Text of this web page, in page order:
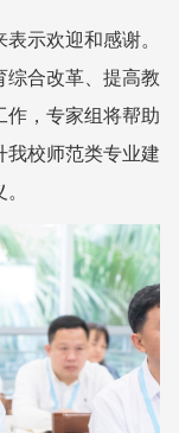
示欢迎和感谢。
综合改革、提高教
作，专家组将帮助
我校师范类专业建